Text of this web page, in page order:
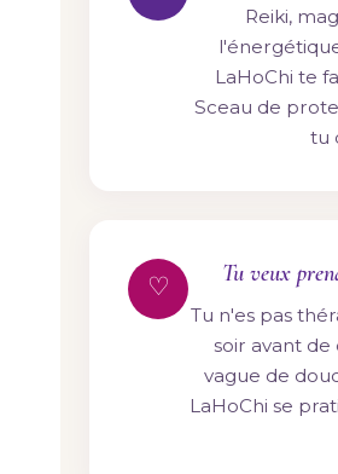
Reiki,
LaHoChi te
Sceau de
tu
♡ Tu veux
Tu n'es pas
soir avant
vague de
LaHoChi se